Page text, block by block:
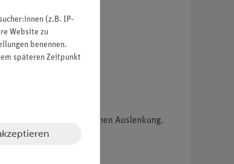
mit der ursprünglichen Auslenkung.
(z.B. IP-
Website zu
benennen.
späteren Zeitpunkt